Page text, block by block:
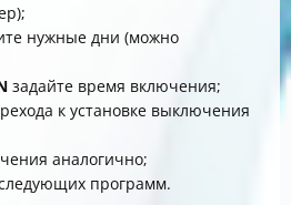
нужные дни (можно
задайте время включения;
к установке выключения
аналогично;
программ.